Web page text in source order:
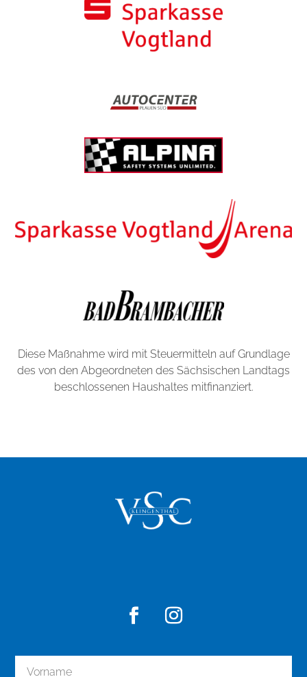
Diese Maßnahme wird mit Steuermitteln auf Grundlage
des von den Abgeordneten des Sächsischen Landtags
beschlossenen Haushaltes mitfinanziert.